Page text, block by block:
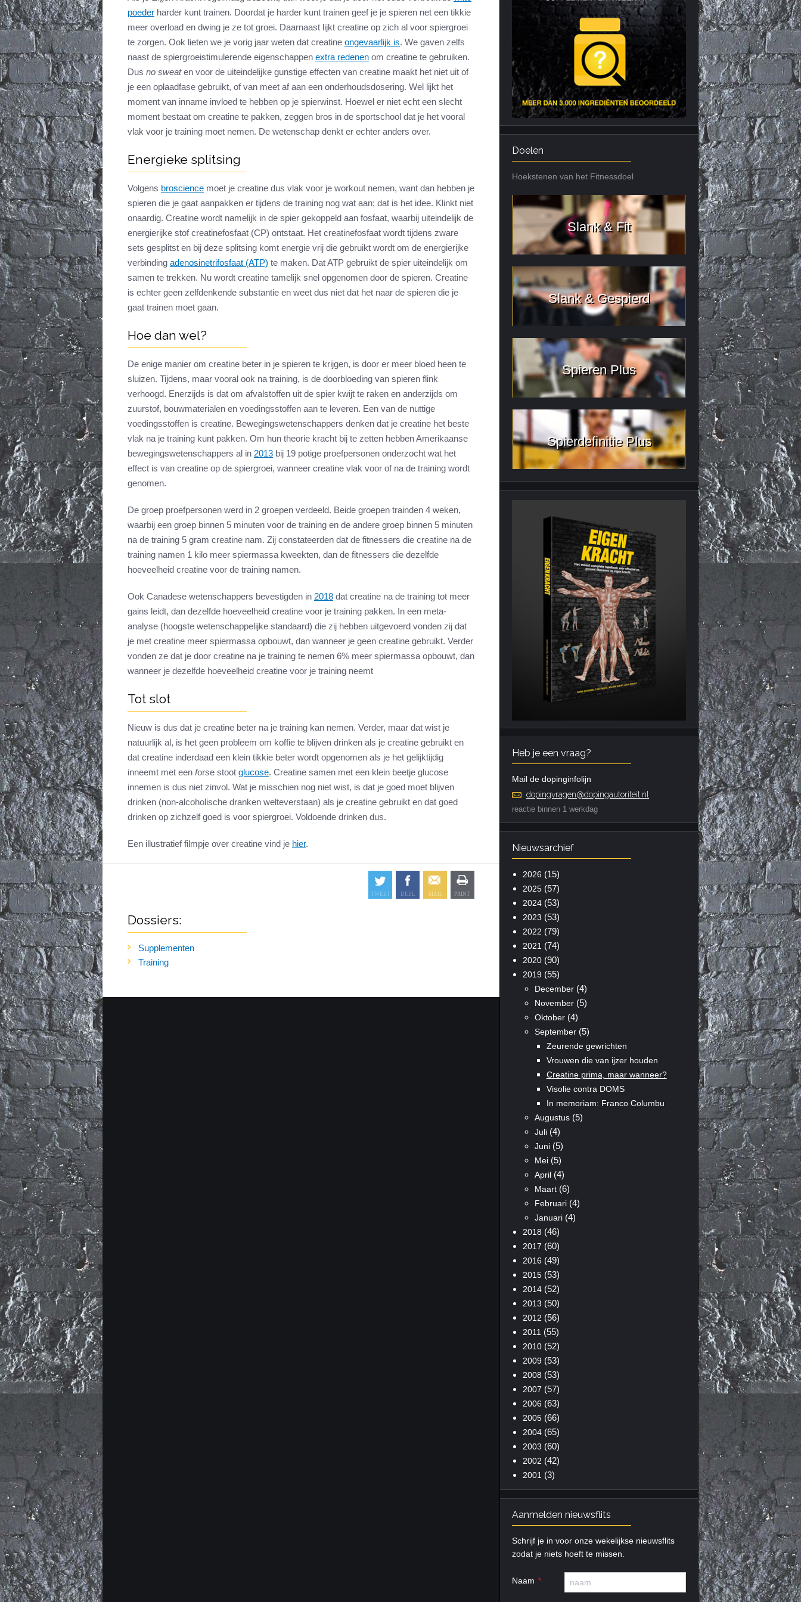
Cardiotraining
Combi van cardio en kracht
Trainingsfouten top 10
Veel gestelde vragen
Nutriënt Timing
Veel gestelde vragen
Citrus Aurantium
Tribulus Terrestris
Vitaminen en
mineralen
Weight Gainers
Nieuws archief
poeder harder kunt trainen. Doordat je harder kunt trainen geef je je spieren net een tikkie
meer overload en dwing je ze tot groei. Daarnaast lijkt creatine op zich al voor spiergroei
te zorgen. Ook lieten we je vorig jaar weten dat creatine ongevaarlijk is. We gaven zelfs
naast de spiergroeistimulerende eigenschappen extra redenen om creatine te gebruiken.
Dus no sweaten voor de uiteindelijke gunstige effecten van creatine maakt het niet uit of
je een oplaadfase gebruikt, of van meet af aan een onderhoudsdosering. Wel lijkt het
moment van inname invloed te hebben op je spierwinst. Hoewel er niet echt een slecht
moment bestaat om creatine te pakken, zeggen bros in de sportschool dat je het vooral
vlak voor je training moet nemen. De wetenschap denkt er echter anders over.
Energieke splitsing
Volgens broscience moet je creatine dus vlak voor je workout nemen, want dan hebben je
spieren die je gaat aanpakken er tijdens de training nog wat aan; dat is het idee. Klinkt niet
onaardig. Creatine wordt namelijk in de spier gekoppeld aan fosfaat, waarbij uiteindelijk de
energierijke stof creatinefosfaat (CP) ontstaat. Het creatinefosfaat wordt tijdens zware
sets gesplitst en bij deze splitsing komt energie vrij die gebruikt wordt om de energierijke
verbinding adenosinetrifosfaat (ATP) te maken. Dat ATP gebruikt de spier uiteindelijk om
samen te trekken. Nu wordt creatine tamelijk snel opgenomen door de spieren. Creatine
is echter geen zelfdenkende substantie en weet dus niet dat het naar de spieren die je
gaat trainen moet gaan.
Hoe dan wel?
De enige manier om creatine beter in je spieren te krijgen, is door er meer bloed heen te
sluizen. Tijdens, maar vooral ook na training, is de doorbloeding van spieren flink
verhoogd. Enerzijds is dat om afvalstoffen uit de spier kwijt te raken en anderzijds om
zuurstof, bouwmaterialen en voedingsstoffen aan te leveren. Een van de nuttige
voedingsstoffen is creatine. Bewegingswetenschappers denken dat je creatine het beste
vlak na je training kunt pakken. Om hun theorie kracht bij te zetten hebben Amerikaanse
bewegingswetenschappers al in 2013 bij 19 potige proefpersonen onderzocht wat het
effect is van creatine op de spiergroei, wanneer creatine vlak voor of na de training wordt
genomen.
De groep proefpersonen werd in 2 groepen verdeeld. Beide groepen trainden 4 weken,
waarbij een groep binnen 5 minuten voor de training en de andere groep binnen 5 minuten
na de training 5 gram creatine nam. Zij constateerden dat de fitnessers die creatine na de
training namen 1 kilo meer spiermassa kweekten, dan de fitnessers die dezelfde
hoeveelheid creatine voor de training namen.
Ook Canadese wetenschappers bevestigden in 2018 dat creatine na de training tot meer
gains leidt, dan dezelfde hoeveelheid creatine voor je training pakken. In een meta-
analyse (hoogste wetenschappelijke standaard) die zij hebben uitgevoerd vonden zij dat
je met creatine meer spiermassa opbouwt, dan wanneer je geen creatine gebruikt. Verder
vonden ze dat je door creatine na je training te nemen 6% meer spiermassa opbouwt, dan
wanneer je dezelfde hoeveelheid creatine voor je training neemt
Tot slot
Nieuw is dus dat je creatine beter na je training kan nemen. Verder, maar dat wist je
natuurlijk al, is het geen probleem om koffie te blijven drinken als je creatine gebruikt en
dat creatine inderdaad een klein tikkie beter wordt opgenomen als je het gelijktijdig
inneemt met een forse stoot glucose. Creatine samen met een klein beetje glucose
innemen is dus niet zinvol. Wat je misschien nog niet wist, is dat je goed moet blijven
drinken (non-alcoholische dranken welteverstaan) als je creatine gebruikt en dat goed
drinken op zichzelf goed is voor spiergroei. Voldoende drinken dus.
Een illustratief filmpje over creatine vind je hier.
Dossiers:
Supplementen
Training
Doelen
Hoekstenen van het Fitnessdoel
Slank & Fit
Slank & Gespierd
Spieren Plus
Spierdefinitie Plus
Heb je een vraag?
Mail de dopinginfolijn
dopingvragen@dopingautoriteit.nl
reactie binnen 1 werkdag
Nieuwsarchief
2026 (15)
2025(57)
2024(53)
2023 (53)
2022 (79)
2021 (74)
2020(90)
2019 (55)
December(4)
November(5)
Oktober(4)
September(5)
Zeurende gewrichten
Vrouwen die van ijzer houden
Creatine prima, maar wanneer?
Visolie contra DOMS
In memoriam: Franco Columbu
Augustus(5)
Juli(4)
Juni(5)
Mei(5)
April(4)
Maart(6)
Februari(4)
Januari(4)
2018 (46)
2017 (60)
2016 (49)
2015(53)
2014(52)
2013 (50)
2012 (56)
2011 (55)
2010(52)
2009 (53)
2008 (53)
2007 (57)
2006 (63)
2005(66)
2004(65)
2003 (60)
2002 (42)
2001 (3)
Aanmelden nieuwsflits
Schrijf je in voor onze wekelijkse nieuwsflits
zodat je niets hoeft te missen.
Naam